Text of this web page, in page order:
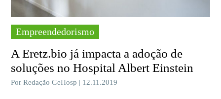
Empreendedorismo
A Eretz.bio já impacta a adoção de
soluções no Hospital Albert Einstein
Por Redação GeHosp | 12.11.2019